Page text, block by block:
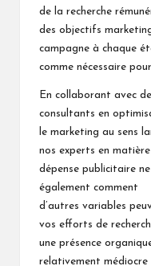
de la recherche
des objectifs
campagne à chaque
comme nécessaire
En collaborant avec
consultants en
le marketing au sens
nos experts en
dépense publicitaire
également comment
d’autres variables
vos efforts de
une présence
relativement médiocre